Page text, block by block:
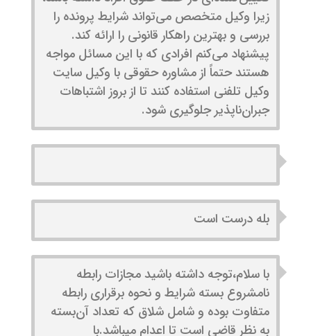
زیرا وکیل متخصص می‌تواند شرایط پرونده را
بررسی و بهترین راهکار قانونی را ارائه کند.
پیشنهاد می‌کنم افرادی که با این مسائل مواجه
هستند حتماً از مشاوره حقوقی با وکیل سایت
وکیل تلفنی استفاده کنند تا از بروز اشتباهات
جبران‌ناپذیر جلوگیری شود.
بله درست است
با سلام،توجه داشته باشید مجازات رابطه
نامشروع بسته شرایط و نحوه برقراری رابطه
متفاوت بوده و شامل شلاق که تعداد آن‌بسته
به نظر قاضی است تا اعدام‌ میباشد.با